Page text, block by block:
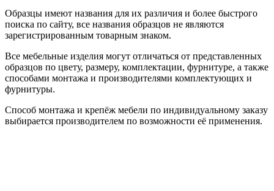
Образцы имеют названия для их различия и более быстрого
поиска по сайту, все названия образцов не являются
зарегистрированным товарным знаком.
Все мебельные изделия могут отличаться от представленных
образцов по цвету, размеру, комплектации, фурнитуре, а также
способами монтажа и производителями комплектующих и
фурнитуры.
Способ монтажа и крепёж мебели по индивидуальному заказу
выбирается производителем по возможности её применения.